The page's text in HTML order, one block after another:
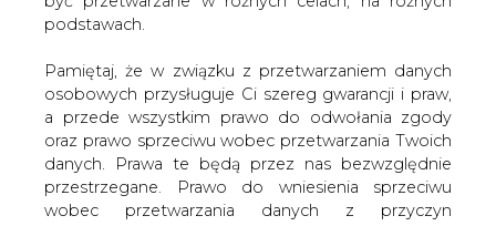
osobowych przysługuje Ci szereg gwarancji i praw,
a przede wszystkim prawo do odwołania zgody
danych. Prawa te będą przez nas bezwzględnie
przestrzegane. Prawo do wniesienia sprzeciwu
wobec przetwarzania danych z przyczyn
związanych z Twoją szczególną sytuacją, po
skutecznym wniesieniu prawa do sprzeciwu Twoje
dane nie będą przetwarzane o ile nie będzie istnieć
ważna prawnie uzasadniona podstawa do
Górnicy dołowi będą mieli
porozumienia ws. horyzontu
działania kopalń